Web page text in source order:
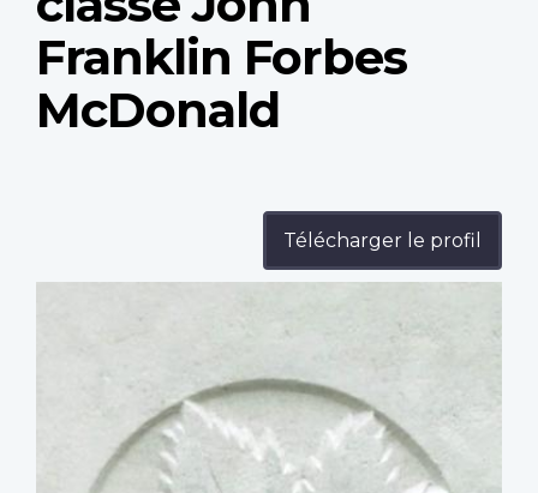
Franklin Forbes
McDonald
Télécharger le profil